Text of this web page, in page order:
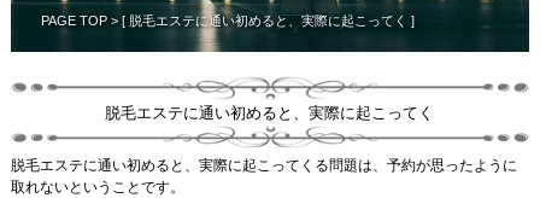
PAGE TOP> [ 脱毛エステに通い初めると、実際に起こってく ]
脱毛エステに通い初めると、実際に起こってく
脱毛エステに通い初めると、実際に起こってくる問題は、予約が思ったように
取れないということです。